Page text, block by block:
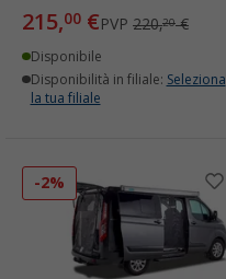
215,00 €PVP 220,20€
Disponibile
Disponibilità in filiale: Seleziona
la tua filiale
-2%